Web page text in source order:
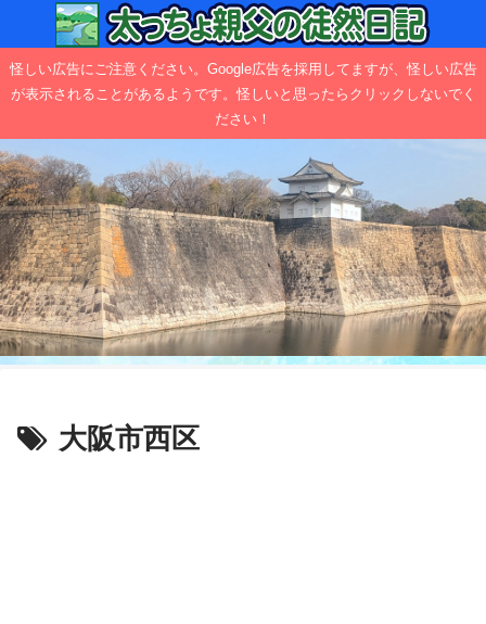
怪しい広告にご注意ください。Google広告を採用してますが、怪しい広告
が表示されることがあるようです。怪しいと思ったらクリックしないでく
ださい！
大阪市西区